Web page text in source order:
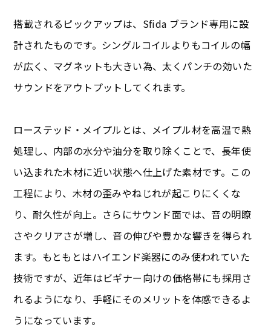
搭載されるピックアップは、Sfida ブランド専用に設
計されたものです。シングルコイルよりもコイルの幅
が広く、マグネットも大きい為、太くパンチの効いた
サウンドをアウトプットしてくれます。
ローステッド・メイプルとは、メイプル材を高温で熱
処理し、内部の水分や油分を取り除くことで、長年使
い込まれた木材に近い状態へ仕上げた素材です。この
工程により、木材の歪みやねじれが起こりにくくな
り、耐久性が向上。さらにサウンド面では、音の明瞭
さやクリアさが増し、音の伸びや豊かな響きを得られ
ます。もともとはハイエンド楽器にのみ使われていた
技術ですが、近年はビギナー向けの価格帯にも採用さ
れるようになり、手軽にそのメリットを体感できるよ
うになっています。